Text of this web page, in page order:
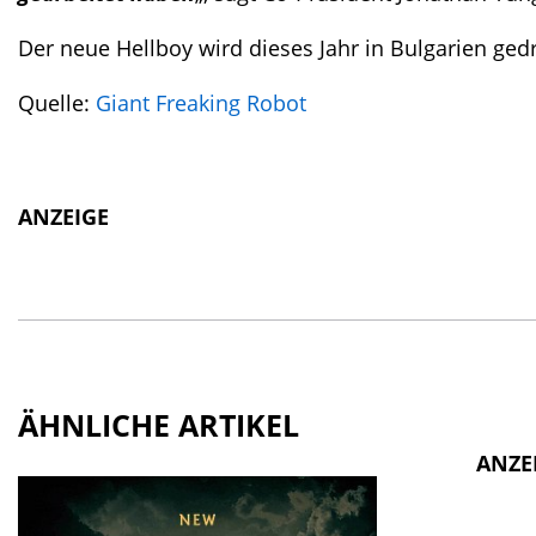
Der neue Hellboy wird dieses Jahr in Bulgarien
Quelle: Giant Freaking Robot
ANZEIGE
ÄHNLICHE ARTIKEL